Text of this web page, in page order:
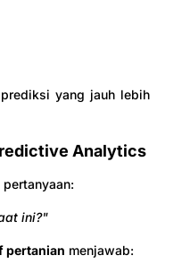
yang jauh lebih
Analytics
ini?"
pertanian menjawab: